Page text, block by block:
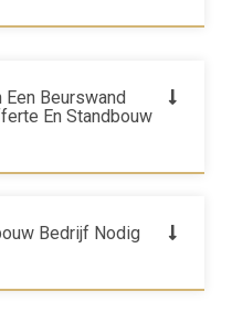
Beurswand
En Standbouw
Bedrijf Nodig